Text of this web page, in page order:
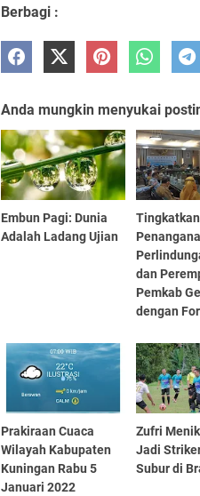
Berbagi :
Anda mungkin menyukai
Embun Pagi: Dunia
Adalah Ladang Ujian
dan
Pemkab
dengan
Prakiraan Cuaca
Wilayah Kabupaten
Kuningan Rabu 5
Januari 2022
Zufri
Jadi
Subur di